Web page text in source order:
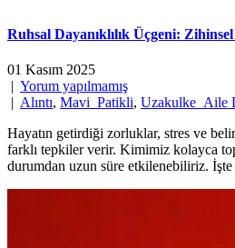
Ruhsal Dayanıklılık Üçgeni:
01 Kasım 2025
| Yorum yapılmamış
| Alıntı, Mavi_Patikli, Uzakulke_Aile
Hayatın getirdiği zorluklar, stres ve
farklı tepkiler verir. Kimimiz kolayca
durumdan uzun süre etkilenebiliriz.